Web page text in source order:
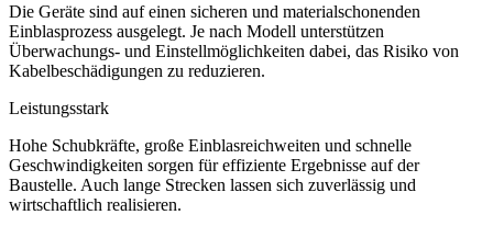
Die Geräte sind auf einen sicheren und materialschonenden
Einblasprozess ausgelegt. Je nach Modell unterstützen
Überwachungs- und Einstellmöglichkeiten dabei, das Risiko von
Kabelbeschädigungen zu reduzieren.
Leistungsstark
Hohe Schubkräfte, große Einblasreichweiten und schnelle
Geschwindigkeiten sorgen für effiziente Ergebnisse auf der
Baustelle. Auch lange Strecken lassen sich zuverlässig und
wirtschaftlich realisieren.